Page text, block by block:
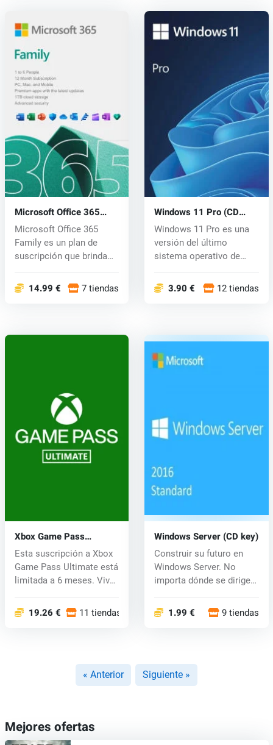
Microsoft Office 365
Family (CD key)
Microsoft Office 365
Family es un plan de
suscripción que brinda
14.99 € 7 tiendas
Windows 11 Pro (CD
key)
Windows 11 Pro es una
versión del último
sistema operativo de
3.90 € 12 tiendas
Xbox Game Pass
Ultimate Key 6 meses
Esta suscripción a Xbox
Game Pass Ultimate está
limitada a 6 meses. Vive
19.26 € 11 tiendas
Windows Server (CD key)
Construir su futuro en
Windows Server. No
importa dónde se dirige
1.99 € 9 tiendas
« Anterior Siguiente »
Mejores ofertas